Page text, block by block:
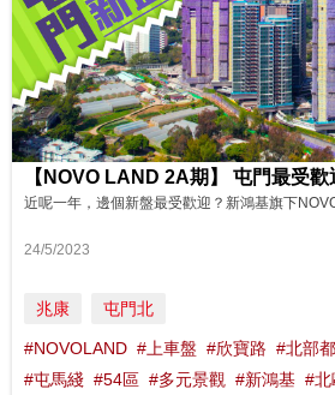
24/5/2023
兆康 屯門北
#NOVOLAND #上車盤 #欣寶路 #北部
#屯馬綫 #54區 #多元景觀 #新鴻基 #北